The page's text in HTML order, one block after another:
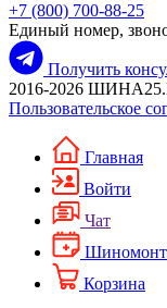
+7 (800) 700-88-25
Единый номер,
Получить
2016-2026
Пользовательское
Главная
Войти
Чат
Корзина